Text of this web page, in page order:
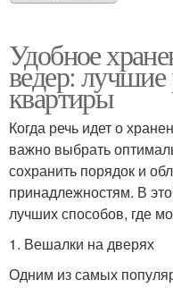
Удобное
ведер:
квартиры
Когда речь идет о
важно выбрать
сохранить порядок и
принадлежностям. В
лучших способов, где
1. Вешалки на дверях
Одним из самых